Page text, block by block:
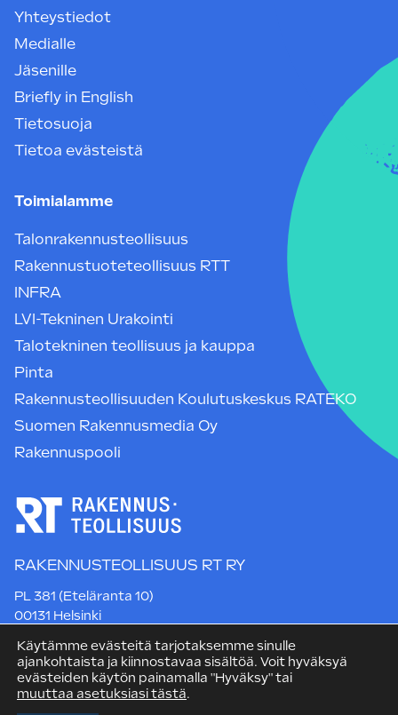
Yhteystiedot
Medialle
Jäsenille
Briefly in English
Tietosuoja
Tietoa evästeistä
Toimialamme
Talonrakennusteollisuus
Rakennustuoteteollisuus RTT
INFRA
LVI-Tekninen Urakointi
Talotekninen teollisuus ja kauppa
Pinta
Rakennusteollisuuden Koulutuskeskus RATEKO
Suomen Rakennusmedia Oy
Rakennuspooli
RAKENNUSTEOLLISUUS RT RY
PL 381 (Eteläranta 10)
00131 Helsinki
rt@rakennusteollisuus.fi
Käytämme evästeitä tarjotaksemme sinulle
ajankohtaista ja kiinnostavaa sisältöä. Voit hyväksyä
evästeiden käytön painamalla "Hyväksy" tai
muuttaa asetuksiasi tästä.